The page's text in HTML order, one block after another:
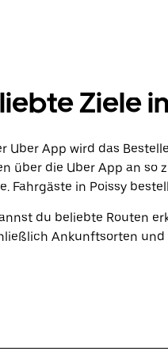
Ziele
Uber App wird das
über die Uber App an so
Fahrgäste in Poissy
du beliebte Routen
Ankunftsorten